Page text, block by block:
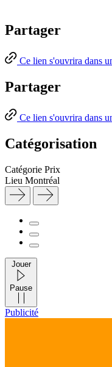
Partager
Ce lien s'ouvrira dans
Partager
Ce lien s'ouvrira dans
Catégorisation
Catégorie Prix
Lieu Montréal
Jouer
Pause
Publicité